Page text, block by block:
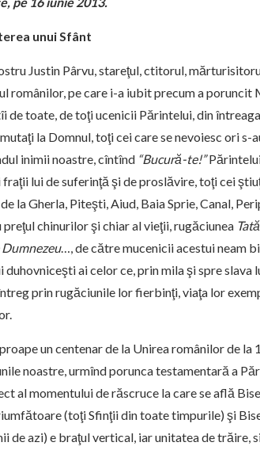
unui Sfânt
Justin Pârvu, stareţul, ctitorul,
românilor, pe care i-a iubit precum a
toate, de toţi ucenicii Părintelui, din
la Domnul, toţi cei care se nevoiesc ori s-
inimii noastre, cîntînd “Bucură-te!”
lui de suferinţă şi de proslăvire, toţi cei
la Gherla, Piteşti, Aiud, Baia Sprie, Canal,
chinurilor şi chiar al vieţii, rugăciunea
…, de către mucenicii acestui neam
ai celor ce, prin mila şi spre slava
prin rugăciunile lor fierbinţi, viaţa lor
un centenar de la Unirea românilor de la
noastre, urmînd porunca testamentară a
al momentului de răscruce la care se află
(toţi Sfinţii din toate timpurile) şi
azi) e braţul vertical, iar unitatea de trăire,